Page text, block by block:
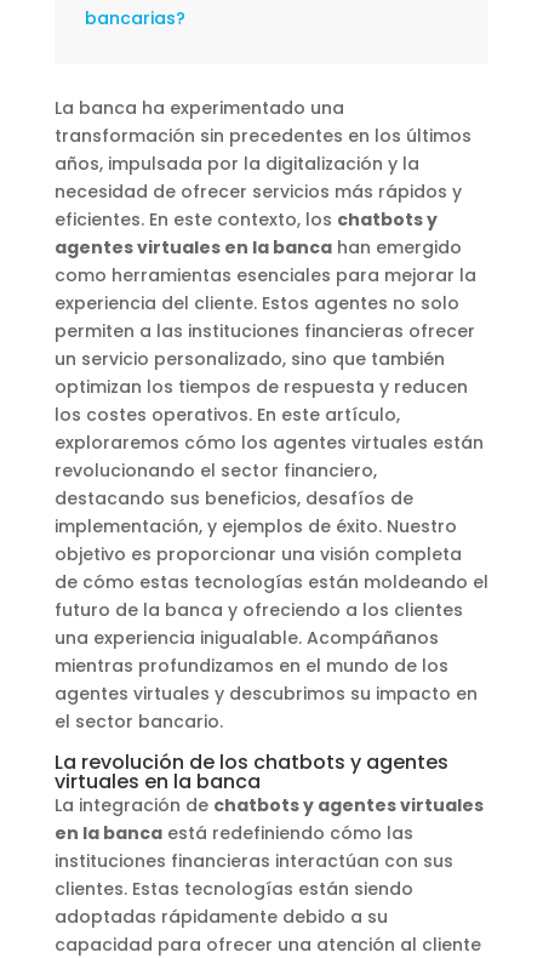
bancarias?
La banca ha experimentado una
transformación sin precedentes en los últimos
años, impulsada por la digitalización y la
necesidad de ofrecer servicios más rápidos y
eficientes. En este contexto, los chatbots y
agentes virtuales en la bancahan emergido
como herramientas esenciales para mejorar la
experiencia del cliente. Estos agentes no solo
permiten a las instituciones financieras ofrecer
un servicio personalizado, sino que también
optimizan los tiempos de respuesta y reducen
los costes operativos. En este artículo,
exploraremos cómo los agentes virtuales están
revolucionando el sector financiero,
destacando sus beneficios, desafíos de
implementación, y ejemplos de éxito. Nuestro
objetivo es proporcionar una visión completa
de cómo estas tecnologías están moldeando el
futuro de la banca y ofreciendo a los clientes
una experiencia inigualable. Acompáñanos
mientras profundizamos en el mundo de los
agentes virtuales y descubrimos su impacto en
el sector bancario.
La revolución de los chatbots y agentes
virtuales en la banca
La integración de chatbots y agentes virtuales
en la bancaestá redefiniendo cómo las
instituciones financieras interactúan con sus
clientes. Estas tecnologías están siendo
adoptadas rápidamente debido a su
capacidad para ofrecer una atención al cliente